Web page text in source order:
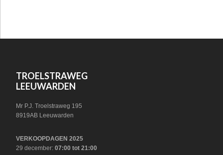
TROELSTRAWEG
LEEUWARDEN
Mr P.J. Troelstraweg 195
8919AB Leeuwarden
VERKOOPDAGEN 2025
29 december:07:00 tot 21:00